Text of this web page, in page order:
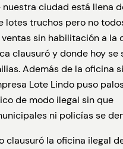
nuestra ciudad está llena
lotes truchos pero no
sin habilitación a la
clausuró y donde hoy se
Además de la oficina
Lote Lindo puso
de modo ilegal sin que
ni policías se
clausuró la oficina ilegal